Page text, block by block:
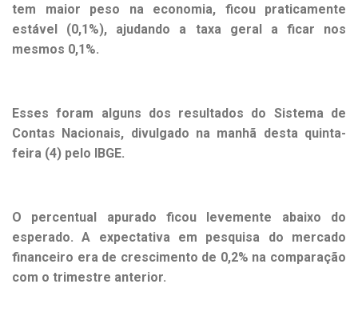
tem maior peso na economia, ficou praticamente
estável (0,1%), ajudando a taxa geral a ficar nos
mesmos 0,1%.
Esses foram alguns dos resultados do Sistema de
Contas Nacionais, divulgado na manhã desta quinta-
feira (4) pelo IBGE.
O percentual apurado ficou levemente abaixo do
esperado. A expectativa em pesquisa do mercado
financeiro era de crescimento de 0,2% na comparação
com o trimestre anterior.